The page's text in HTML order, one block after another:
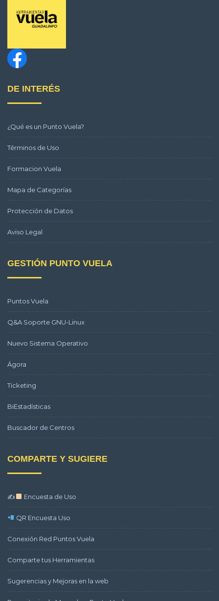
DE INTERÉS
¿Qué es un Punto Vuela?
Términos de Uso
Formacion Vuela
Mapa de Categorías
Protección de Datos
Aviso Legal
GESTIÓN PUNTO VUELA
Puntos Vuela
Q&A Soporte GNU-Linux
Nuevo Sistema Operativo
Ágora
Ticketing
BiEstadísticas
Buscador de Centros
COMPARTE Y SUGIERE
✍ Encuesta de Uso
QR Encuesta Uso
Conexión Red Puntos Vuela
Comparte tus Herramientas
Sugerencias y Mejoras en la web